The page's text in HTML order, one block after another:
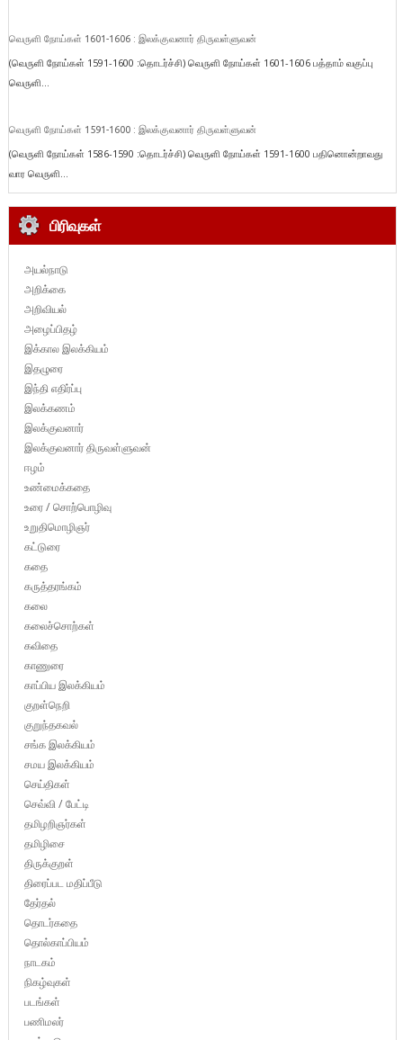
வெருளி நோய்கள் 1601-1606 : இலக்குவனார் திருவள்ளுவன்
(வெருளி நோய்கள் 1591-1600 :தொடர்ச்சி) வெருளி நோய்கள் 1601-1606 பத்தாம் வகுப்பு
வெருளி...
வெருளி நோய்கள் 1591-1600 : இலக்குவனார் திருவள்ளுவன்
(வெருளி நோய்கள் 1586-1590 :தொடர்ச்சி) வெருளி நோய்கள் 1591-1600 பதினொன்றாவது
வார வெருளி...
பிரிவுகள்
அயல்நாடு
அறிக்கை
அறிவியல்
அழைப்பிதழ்
இக்கால இலக்கியம்
இதழுரை
இந்தி எதிர்ப்பு
இலக்கணம்
இலக்குவனார்
இலக்குவனார் திருவள்ளுவன்
ஈழம்
உண்மைக்கதை
உரை / சொற்பொழிவு
உறுதிமொழிஞர்
கட்டுரை
கதை
கருத்தரங்கம்
கலை
கலைச்சொற்கள்
கவிதை
காணுரை
காப்பிய இலக்கியம்
குறள்நெறி
குறுந்தகவல்
சங்க இலக்கியம்
சமய இலக்கியம்
செய்திகள்
செவ்வி / பேட்டி
தமிழறிஞர்கள்
தமிழிசை
திருக்குறள்
திரைப்பட மதிப்பீடு
தேர்தல்
தொடர்கதை
தொல்காப்பியம்
நாடகம்
நிகழ்வுகள்
படங்கள்
பணிமலர்